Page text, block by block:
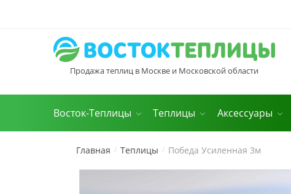
Продажа теплиц в Москве и Московской области
Восток-Теплицы Теплицы Аксессуары
Главная / Теплицы / Победа Усиленная 3м